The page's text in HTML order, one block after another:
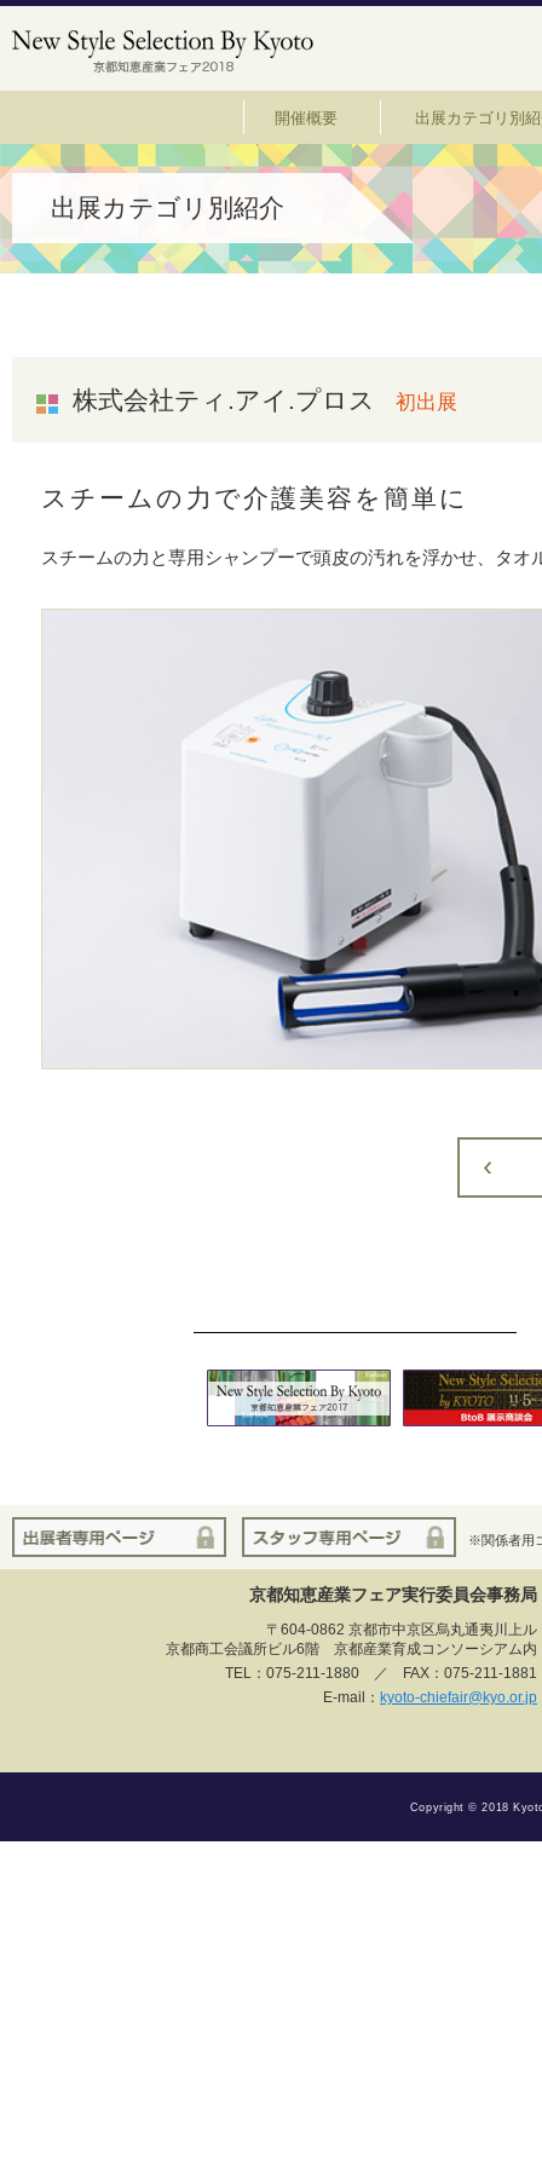
開催概要 出展カテゴリ別
出展カテゴリ別紹介
株式会社ティ.アイ.プロス 初出展
スチームの力で介護美容を簡単に
スチームの力と専用シャンプーで頭皮の汚れを浮かせ、タ
※関係者用
京都知恵産業フェア実行委員会事務局
〒604-0862 京都市中京区烏丸通夷川上ル
京都商工会議所ビル6階 京都産業育成コンソーシアム内
TEL：075-211-1880 ／ FAX：075-211-1881
E-mail： kyoto-chiefair@kyo.or.jp
Copyright © 2018